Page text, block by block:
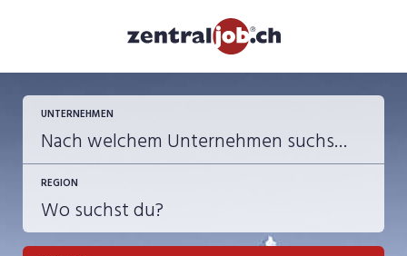
UNTERNEHMEN
REGION